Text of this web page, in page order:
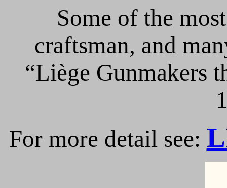
Some of the
craftsman, and
“Liège Gunmakers
For more detail see: